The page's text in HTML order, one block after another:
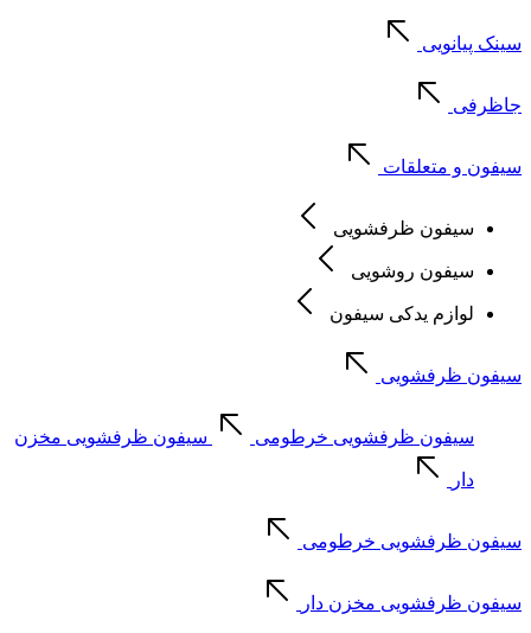
سینک پیانویی
جاظرفی
سیفون و متعلقات
سیفون ظرفشویی
سیفون روشویی
لوازم یدکی سیفون
سیفون ظرفشویی
سیفون ظرفشویی خرطومی سیفون ظرفشویی مخزن
دار
سیفون ظرفشویی خرطومی
سیفون ظرفشویی مخزن دار